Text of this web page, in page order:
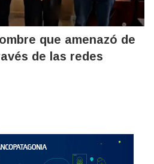
que amenazó de
de las redes